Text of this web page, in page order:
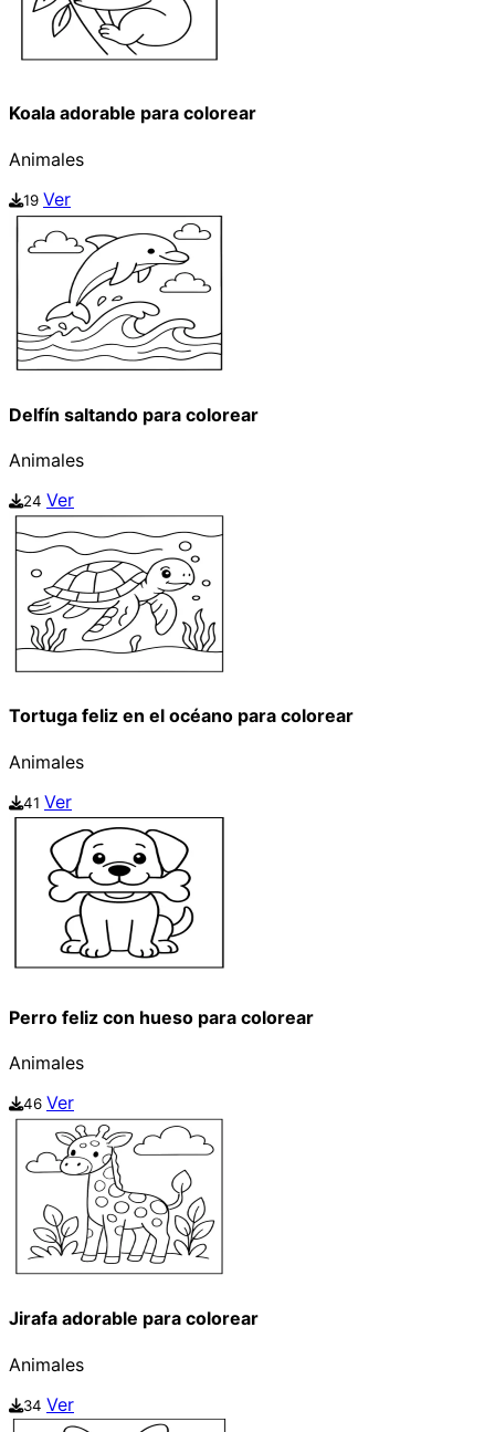
Koala adorable para colorear
Animales
19 Ver
Delfín saltando para colorear
Animales
24 Ver
Tortuga feliz en el océano para colorear
Animales
41 Ver
Perro feliz con hueso para colorear
Animales
46 Ver
Jirafa adorable para colorear
Animales
34 Ver